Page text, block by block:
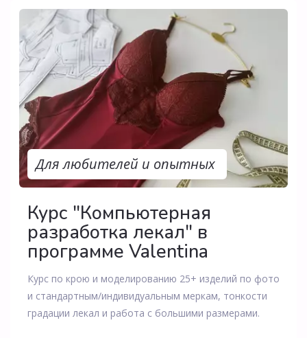
Курс "Компьютерная
разработка лекал" в
программе Valentina
Для любителей и опытных
Курс по крою и моделированию 25+ изделий по фото
и стандартным/индивидуальным меркам, тонкости
градации лекал и работа с большими размерами.